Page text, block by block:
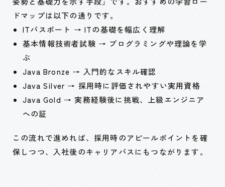
ドマップは以下の通りです。
ITパスポート → ITの基礎を幅広く理解
基本情報技術者試験 → プログラミングや理論を学
ぶ
Java Bronze → 入門的なスキル確認
Java Silver → 採用時に評価されやすい実用資格
Java Gold → 実務経験後に挑戦、上級エンジニア
への証
この流れで進めれば、採用時のアピールポイントを確
保しつつ、入社後のキャリアパスにもつながります。